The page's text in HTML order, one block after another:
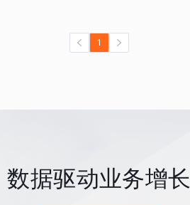
1
数据驱动业务增长